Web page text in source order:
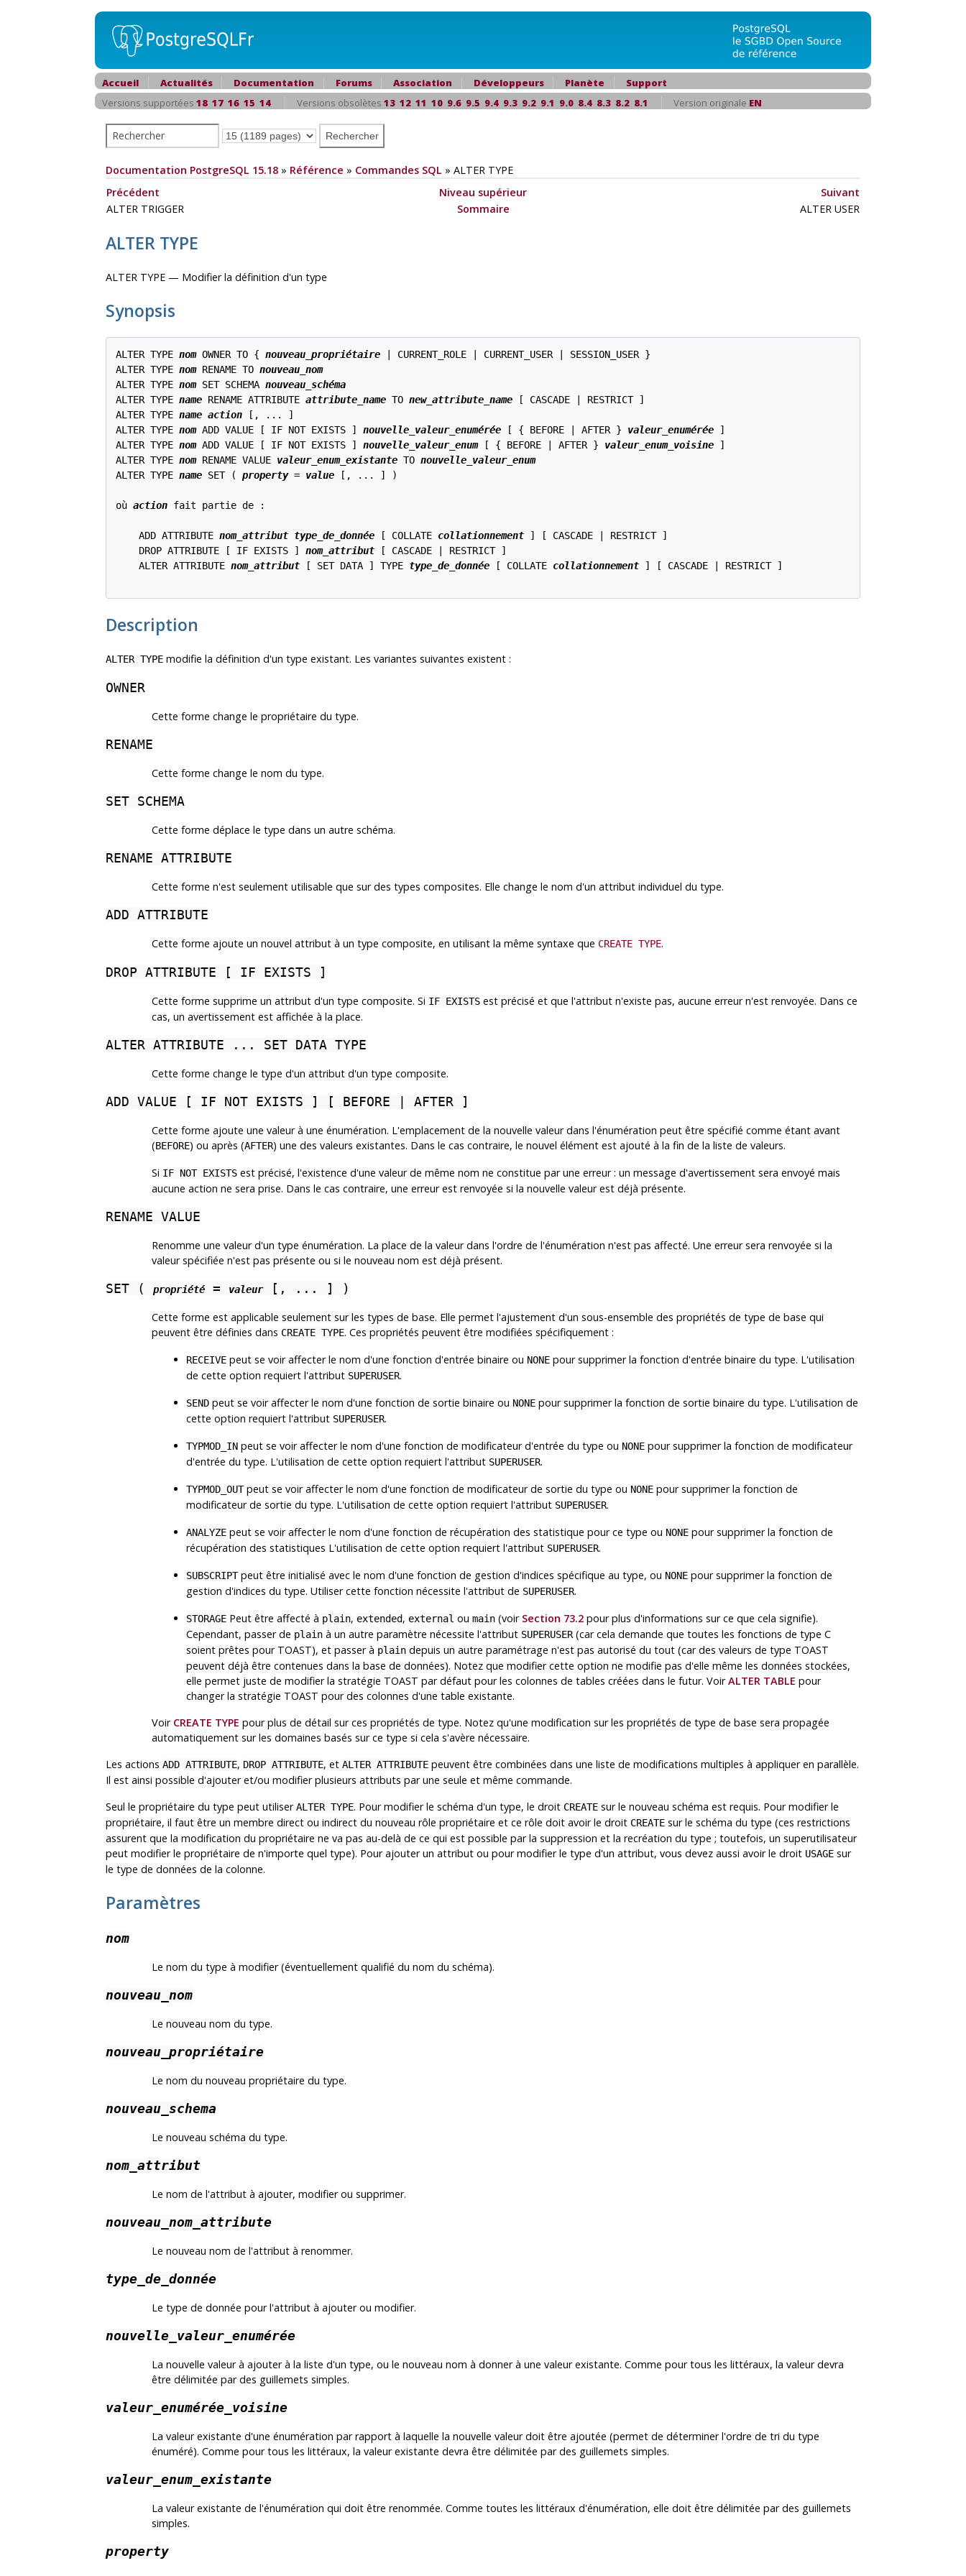
Accueil Actualités Documentation Forums Association Développeurs Planète
Support
Versions supportées 18 17 16 15 14 Versions obsolètes 13 12 11 10 9.6 9.5 9.4 9.3 9.2 9.1 9.0 8.4 8.3 8.2 8.1 Version originale EN
Documentation PostgreSQL 15.18 » Référence » Commandes SQL » ALTER TYPE
Précédent
Niveau supérieur
Suivant
ALTER TRIGGER
Sommaire ALTER USER
ALTER TYPE
ALTER TYPE — Modifier la définition d'un type
Synopsis
ALTER TYPE nom OWNER TO { nouveau_propriétaire | CURRENT_ROLE | CURRENT_USER | SESSION_USER }
ALTER TYPE nom RENAME TO nouveau_nom
ALTER TYPE nom SET SCHEMA nouveau_schéma
ALTER TYPE name RENAME ATTRIBUTE attribute_name TO new_attribute_name [ CASCADE | RESTRICT ]
ALTER TYPE name action [, ... ]
ALTER TYPE nom ADD VALUE [ IF NOT EXISTS ] nouvelle_valeur_enumérée [ { BEFORE | AFTER } valeur_enumérée ]
ALTER TYPE nom ADD VALUE [ IF NOT EXISTS ] nouvelle_valeur_enum [ { BEFORE | AFTER } valeur_enum_voisine ]
ALTER TYPE nom RENAME VALUE valeur_enum_existante TO nouvelle_valeur_enum
ALTER TYPE name SET ( property = value [, ... ] )
où action fait partie de :
    ADD ATTRIBUTE
nom_attribut type_de_donnée [ COLLATE collationnement ] [ CASCADE | RESTRICT ]
    DROP ATTRIBUTE [ IF EXISTS ]
nom_attribut [ CASCADE | RESTRICT ]
    ALTER ATTRIBUTE
nom_attribut [ SET DATA ] TYPE type_de_donnée [ COLLATE collationnement ] [ CASCADE | RESTRICT ]
Description
ALTER TYPE modifie la définition d'un type existant. Les variantes suivantes existent :
OWNER
Cette forme change le propriétaire du type.
RENAME
Cette forme change le nom du type.
SET SCHEMA
Cette forme déplace le type dans un autre schéma.
RENAME ATTRIBUTE
Cette forme n'est seulement utilisable que sur des types composites. Elle change le nom d'un attribut individuel du type.
ADD ATTRIBUTE
Cette forme ajoute un nouvel attribut à un type composite, en utilisant la même syntaxe que CREATE TYPE.
DROP ATTRIBUTE [ IF EXISTS ]
Cette forme supprime un attribut d'un type composite. Si IF EXISTS est précisé et que l'attribut n'existe pas, aucune erreur n'est renvoyée. Dans ce
cas, un avertissement est affichée à la place.
ALTER ATTRIBUTE ... SET DATA TYPE
Cette forme change le type d'un attribut d'un type composite.
ADD VALUE [ IF NOT EXISTS ] [ BEFORE | AFTER ]
Cette forme ajoute une valeur à une énumération. L'emplacement de la nouvelle valeur dans l'énumération peut être spécifié comme étant avant
(BEFORE) ou après (AFTER) une des valeurs existantes. Dans le cas contraire, le nouvel élément est ajouté à la fin de la liste de valeurs.
Si IF NOT EXISTS est précisé, l'existence d'une valeur de même nom ne constitue par une erreur : un message d'avertissement sera envoyé mais
aucune action ne sera prise. Dans le cas contraire, une erreur est renvoyée si la nouvelle valeur est déjà présente.
RENAME VALUE
Renomme une valeur d'un type énumération. La place de la valeur dans l'ordre de l'énumération n'est pas affecté. Une erreur sera renvoyée si la
valeur spécifiée n'est pas présente ou si le nouveau nom est déjà présent.
SET ( propriété = valeur[, ... ] )
Cette forme est applicable seulement sur les types de base. Elle permet l'ajustement d'un sous-ensemble des propriétés de type de base qui
peuvent être définies dans CREATE TYPE. Ces propriétés peuvent être modifiées spécifiquement :
RECEIVE peut se voir affecter le nom d'une fonction d'entrée binaire ou NONE pour supprimer la fonction d'entrée binaire du type. L'utilisation
de cette option requiert l'attribut SUPERUSER.
SEND peut se voir affecter le nom d'une fonction de sortie binaire ou NONE pour supprimer la fonction de sortie binaire du type. L'utilisation de
cette option requiert l'attribut SUPERUSER.
TYPMOD_IN peut se voir affecter le nom d'une fonction de modificateur d'entrée du type ou NONE pour supprimer la fonction de modificateur
d'entrée du type. L'utilisation de cette option requiert l'attribut SUPERUSER.
TYPMOD_OUTpeut se voir affecter le nom d'une fonction de modificateur de sortie du type ou NONE pour supprimer la fonction de
modificateur de sortie du type. L'utilisation de cette option requiert l'attribut SUPERUSER.
ANALYZE peut se voir affecter le nom d'une fonction de récupération des statistique pour ce type ou NONE pour supprimer la fonction de
récupération des statistiques L'utilisation de cette option requiert l'attribut SUPERUSER.
SUBSCRIPTpeut être initialisé avec le nom d'une fonction de gestion d'indices spécifique au type, ou NONE pour supprimer la fonction de
gestion d'indices du type. Utiliser cette fonction nécessite l'attribut de SUPERUSER.
STORAGE Peut être affecté à plain, extended, external ou main (voir Section 73.2 pour plus d'informations sur ce que cela signifie).
Cependant, passer de plain à un autre paramètre nécessite l'attribut SUPERUSER(car cela demande que toutes les fonctions de type C
soient prêtes pour TOAST), et passer à plain depuis un autre paramétrage n'est pas autorisé du tout (car des valeurs de type TOAST
peuvent déjà être contenues dans la base de données). Notez que modifier cette option ne modifie pas d'elle même les données stockées,
elle permet juste de modifier la stratégie TOAST par défaut pour les colonnes de tables créées dans le futur. VoirALTER TABLE pour
changer la stratégie TOAST pour des colonnes d'une table existante.
Voir CREATE TYPE pour plus de détail sur ces propriétés de type. Notez qu'une modification sur les propriétés de type de base sera propagée
automatiquement sur les domaines basés sur ce type si cela s'avère nécessaire.
Les actions ADD ATTRIBUTE, DROP ATTRIBUTE, et ALTER ATTRIBUTE peuvent être combinées dans une liste de modifications multiples à appliquer en parallèle.
Il est ainsi possible d'ajouter et/ou modifier plusieurs attributs par une seule et même commande.
Seul le propriétaire du type peut utiliserALTER TYPE. Pour modifier le schéma d'un type, le droit CREATE sur le nouveau schéma est requis. Pour modifier le
propriétaire, il faut être un membre direct ou indirect du nouveau rôle propriétaire et ce rôle doit avoir le droit CREATE sur le schéma du type (ces restrictions
assurent que la modification du propriétaire ne va pas au-delà de ce qui est possible par la suppression et la recréation du type ; toutefois, un superutilisateur
peut modifier le propriétaire de n'importe quel type). Pour ajouter un attribut ou pour modifier le type d'un attribut, vous devez aussi avoir le droit USAGE sur
le type de données de la colonne.
Paramètres
nom
Le nom du type à modifier (éventuellement qualifié du nom du schéma).
nouveau_nom
Le nouveau nom du type.
nouveau_propriétaire
Le nom du nouveau propriétaire du type.
nouveau_schema
Le nouveau schéma du type.
nom_attribut
Le nom de l'attribut à ajouter, modifier ou supprimer.
nouveau_nom_attribute
Le nouveau nom de l'attribut à renommer.
type_de_donnée
Le type de donnée pour l'attribut à ajouter ou modifier.
nouvelle_valeur_enumérée
La nouvelle valeur à ajouter à la liste d'un type, ou le nouveau nom à donner à une valeur existante. Comme pour tous les littéraux, la valeur devra
être délimitée par des guillemets simples.
valeur_enumérée_voisine
La valeur existante d'une énumération par rapport à laquelle la nouvelle valeur doit être ajoutée (permet de déterminer l'ordre de tri du type
énuméré). Comme pour tous les littéraux, la valeur existante devra être délimitée par des guillemets simples.
valeur_enum_existante
La valeur existante de l'énumération qui doit être renommée. Comme toutes les littéraux d'énumération, elle doit être délimitée par des guillemets
simples.
property